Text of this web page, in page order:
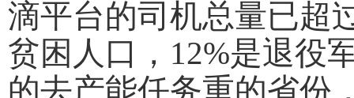
滴平台的司机总量已超
贫困人口，12%是退役
的去产能任务重的省份